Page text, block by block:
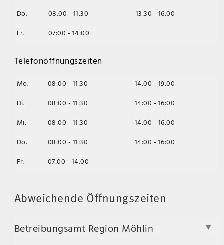
Do.
08:00 - 11:30
13:30 - 16:00
Fr.
07:00 - 14:00
Telefonöffnungszeiten
Mo. 08:00 - 11:30
14:00 - 19:00
Di.
08:00 - 11:30
14:00 - 16:00
Mi.
08:00 - 11:30
14:00 - 16:00
Do.
08:00 - 11:30
14:00 - 16:00
Fr.
07:00 - 14:00
Abweichende Öffnungszeiten
Betreibungsamt Region Möhlin